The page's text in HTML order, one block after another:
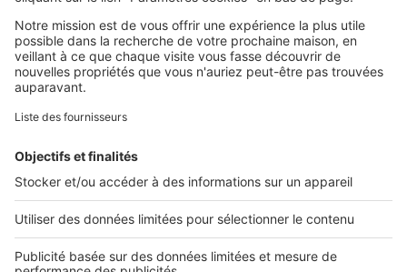
Retrouvez-nous sur ...
L'ENTREPRISE
Qui sommes-nous ?
Nous contacter